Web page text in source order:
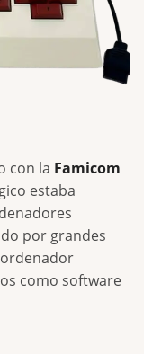
con la Famicom
estaba
por grandes
como software